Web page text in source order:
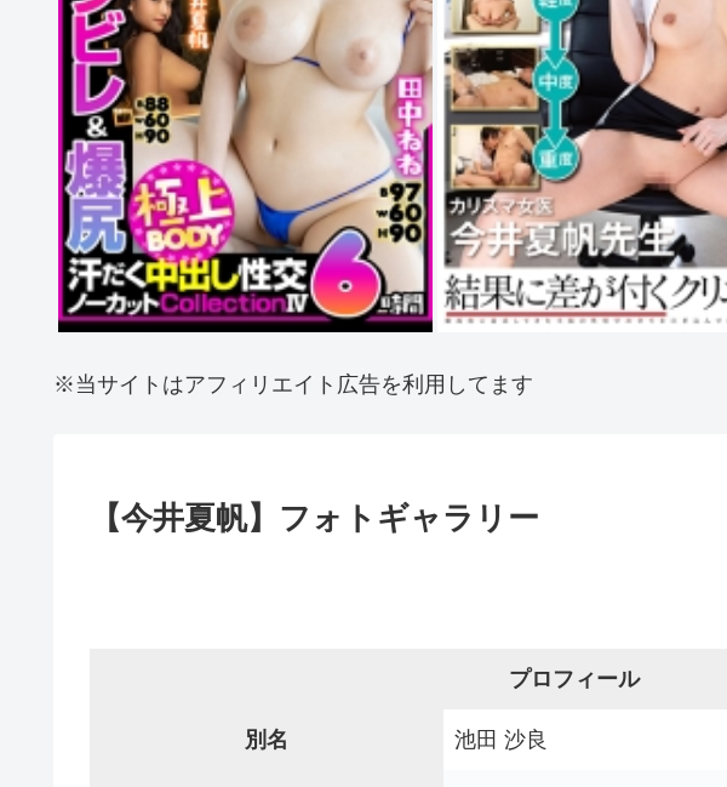
※当サイトはアフィリエイト広告を利用してます
【今井夏帆】フォトギャラリー
プロフィール
別名 池田 沙良